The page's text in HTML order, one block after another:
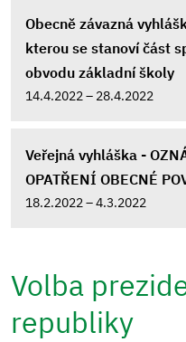
Obecně závazná
kterou se stanoví část
obvodu základní školy
14.4.2022 – 28.4.2022
Veřejná vyhláška -
OPATŘENÍ OBECNÉ
18.2.2022 – 4.3.2022
Volba
republiky